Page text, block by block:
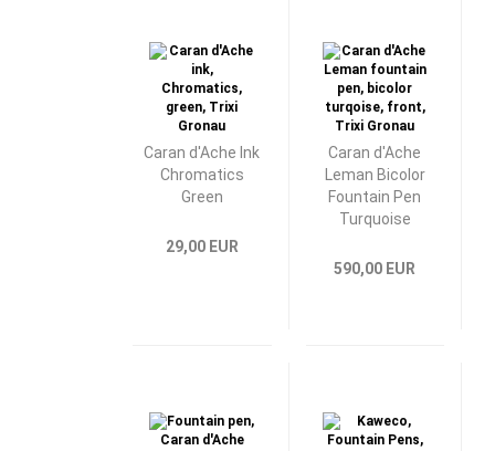
Caran d'Ache Ink
Chromatics
Green
29,00 EUR
Caran d'Ache
Leman Bicolor
Fountain Pen
Turquoise
590,00 EUR